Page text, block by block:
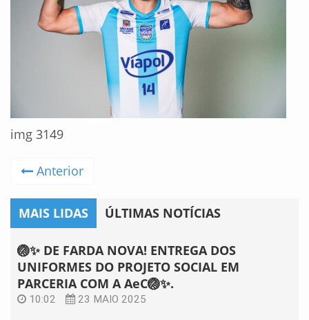
img 3149
Anterior
MAIS LIDAS ÚLTIMAS NOTÍCIAS
🏐✨ DE FARDA NOVA! ENTREGA DOS
UNIFORMES DO PROJETO SOCIAL EM
PARCERIA COM A AeC🏐✨.
10:02 23 MAIO 2025